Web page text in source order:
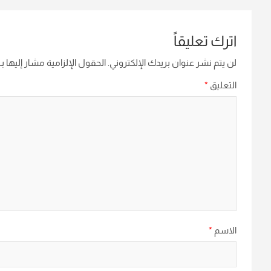
اترك تعليقاً
لن يتم نشر عنوان بريدك الإلكتروني. الحقول الإلزامية مشار إليها
التعليق *
الاسم *